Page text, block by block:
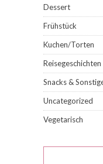
Dessert
Frühstück
Kuchen/Torten
Reisegeschichten
Snacks &
Uncategorized
Vegetarisch